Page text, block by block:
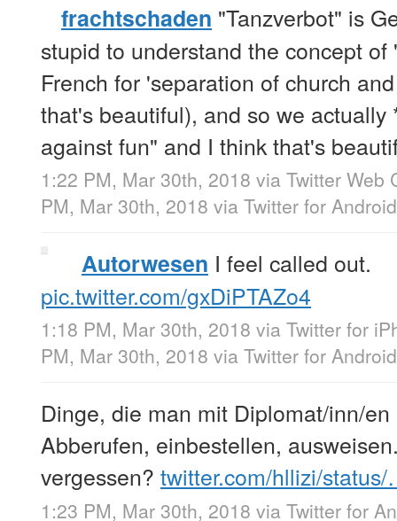
frachtschaden "Tanzverbot" is
stupid to understand the concept
French for 'separation of church
that's beautiful), and so we actually
against fun" and I think that's
1:22 PM, Mar 30th, 2018 via Twitter Web
PM, Mar 30th, 2018 via Twitter for Android
Autorwesen I feel called out.
pic.twitter.com/gxDiPTAZo4
1:18 PM, Mar 30th, 2018 via Twitter for
PM, Mar 30th, 2018 via Twitter for Android
Dinge, die man mit Diplomat/inn/
Abberufen, einbestellen,
vergessen? twitter.com/hllizi/
1:23 PM, Mar 30th, 2018 via Twitter for